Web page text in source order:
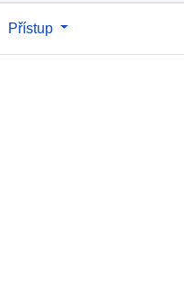
Přístup
July 2026
Souřadnice: [ [ 8.2113346,